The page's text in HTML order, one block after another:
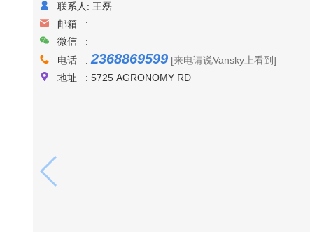
联系人: 王磊
邮箱 :
微信 :
电话 : 2368869599 [来电请说Vansky上看到]
地址 : 5725 AGRONOMY RD